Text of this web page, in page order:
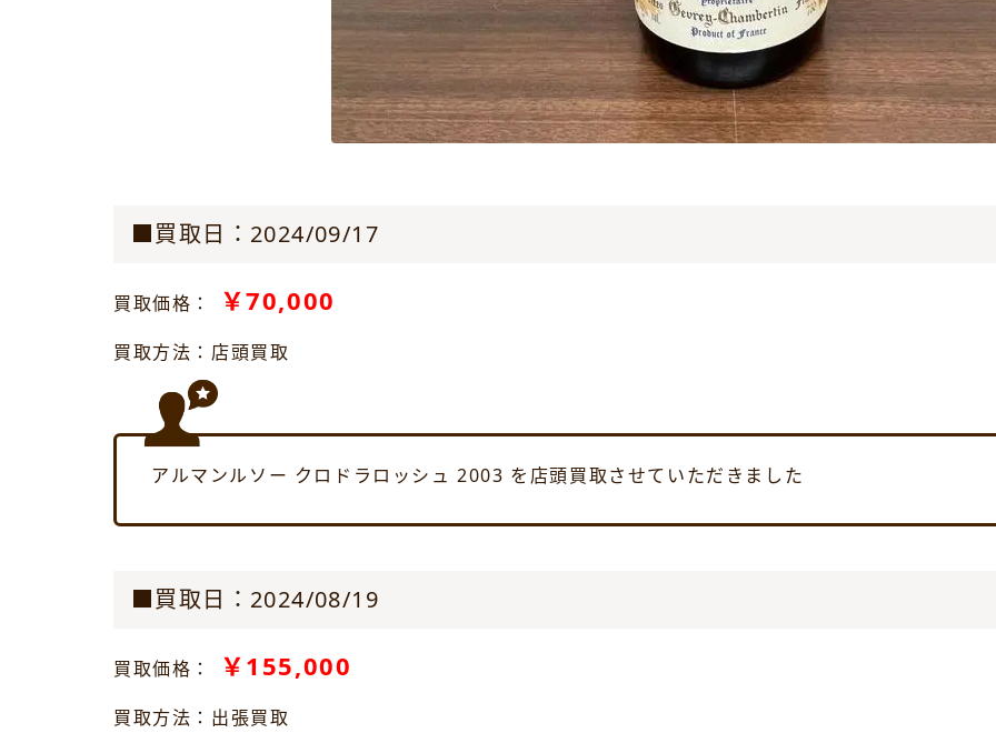
■買取日：2024/09/17
買取価格： ￥70,000
買取方法：店頭買取
アルマンルソー クロドラロッシュ 2003 を店頭買取させていただきました
■買取日：2024/08/19
買取価格： ￥155,000
買取方法：出張買取